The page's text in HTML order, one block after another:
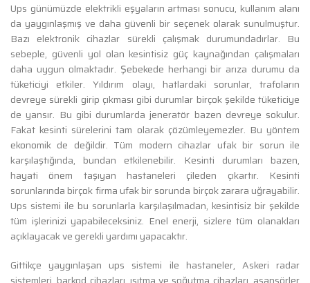
Ups günümüzde elektrikli eşyaların artması sonucu, kullanım alanı
da yaygınlaşmış ve daha güvenli bir seçenek olarak sunulmuştur.
Bazı elektronik cihazlar sürekli çalışmak durumundadırlar. Bu
sebeple, güvenli yol olan kesintisiz güç kaynağından çalışmaları
daha uygun olmaktadır. Şebekede herhangi bir arıza durumu da
tüketiciyi etkiler. Yıldırım olayı, hatlardaki sorunlar, trafoların
devreye sürekli girip çıkması gibi durumlar birçok şekilde tüketiciye
de yansır. Bu gibi durumlarda jeneratör bazen devreye sokulur.
Fakat kesinti sürelerini tam olarak çözümleyemezler. Bu yöntem
ekonomik de değildir. Tüm modern cihazlar ufak bir sorun ile
karşılaştığında, bundan etkilenebilir. Kesinti durumları bazen,
hayati önem taşıyan hastaneleri çileden çıkartır. Kesinti
sorunlarında birçok firma ufak bir sorunda birçok zarara uğrayabilir.
Ups sistemi ile bu sorunlarla karşılaşılmadan, kesintisiz bir şekilde
tüm işlerinizi yapabileceksiniz. Enel enerji, sizlere tüm olanakları
açıklayacak ve gerekli yardımı yapacaktır.
Gittikçe yaygınlaşan ups sistemi ile hastaneler, Askeri radar